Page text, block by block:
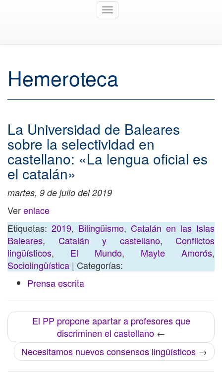
Toggle
Hemeroteca
La Universidad de Baleares
sobre la selectividad en
castellano: «La lengua oficial es
el catalán»
martes, 9 de julio del 2019
Verenlace
Etiquetas: 2019, Bilingüismo, Catalán en las Islas
Baleares, Catalán y castellano, Conflictos
lingüísticos, El Mundo, Mayte Amorós,
Sociolingüística | Categorías:
Prensa escrita
El PP propone apartar a profesores que
discriminen el castellano←
Necesitamos nuevos consensos lingüísticos →